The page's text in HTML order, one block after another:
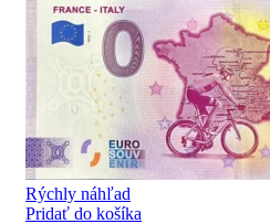
Rýchly náhľad
Pridať do košíka